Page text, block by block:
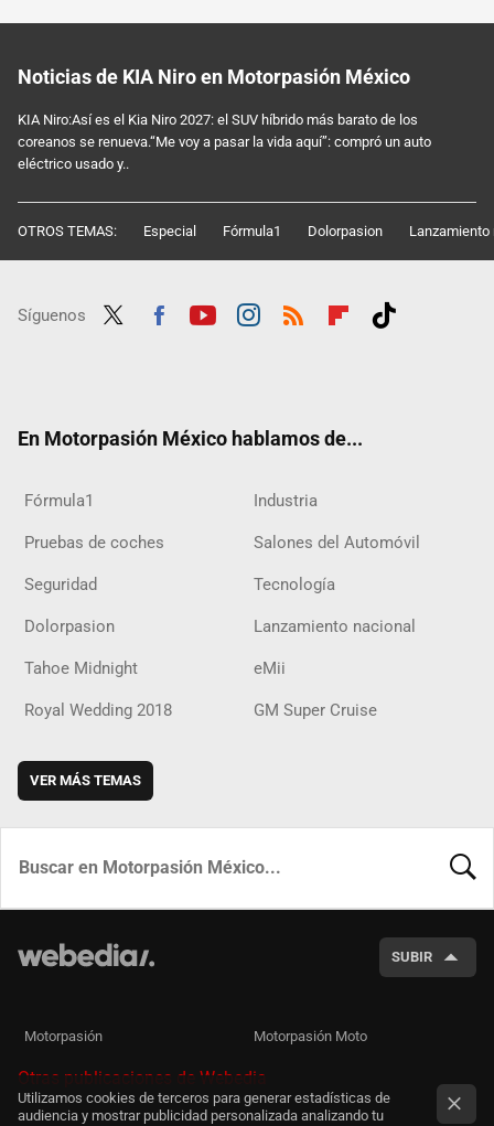
Noticias de KIA Niro en Motorpasión México
KIA Niro:Así es el Kia Niro 2027: el SUV híbrido más barato de los
coreanos se renueva.“Me voy a pasar la vida aquí”: compró un auto
eléctrico usado y..
OTROS TEMAS: Especial Fórmula1 Dolorpasion Lanzamiento
Síguenos
En Motorpasión México hablamos de...
Fórmula1 Industria
Pruebas de coches Salones del Automóvil
Seguridad Tecnología
Dolorpasion Lanzamiento nacional
Tahoe Midnight eMii
Royal Wedding 2018 GM Super Cruise
VER MÁS TEMAS
SUBIR
Motorpasión Motorpasión Moto
Otras publicaciones de Webedia
Utilizamos cookies de terceros para generar estadísticas de
audiencia y mostrar publicidad personalizada analizando tu